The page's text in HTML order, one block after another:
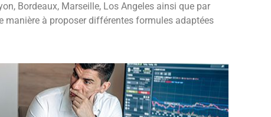
Bordeaux, Marseille, Los Angeles ainsi que par
manière à proposer différentes formules adaptées